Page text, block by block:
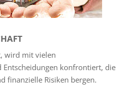
wird mit vielen
Entscheidungen konfrontiert, die
finanzielle Risiken bergen.